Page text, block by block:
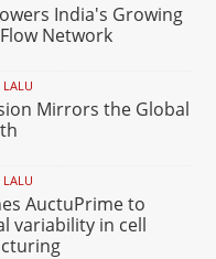
India's Growing
Network
LALU
Mirrors the Global
LALU
AuctuPrime to
variability in cell